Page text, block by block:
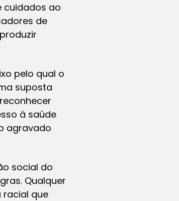
cuidados ao
de
pelo qual o
suposta
à saúde
agravado
social do
Qualquer
racial que